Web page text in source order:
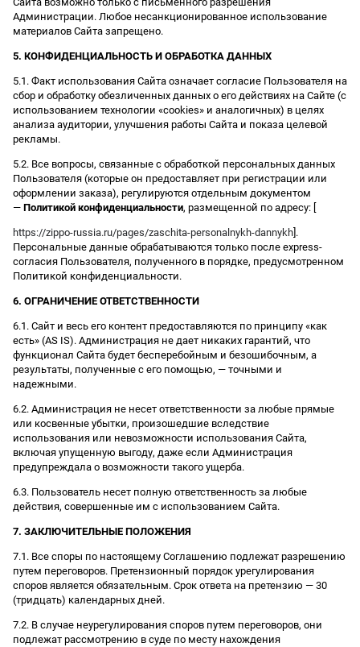
Администрации. Любое несанкционированное использование
материалов Сайта запрещено.
5. КОНФИДЕНЦИАЛЬНОСТЬ И ОБРАБОТКА ДАННЫХ
5.1. Факт использования Сайта означает согласие Пользователя на
сбор и обработку обезличенных данных о его действиях на Сайте (с
использованием технологии «cookies» и аналогичных) в целях
анализа аудитории, улучшения работы Сайта и показа целевой
рекламы.
5.2. Все вопросы, связанные с обработкой персональных данных
Пользователя (которые он предоставляет при регистрации или
оформлении заказа), регулируются отдельным документом
— Политикой конфиденциальности, размещенной по адресу: [
https://zippo-russia.ru/pages/zaschita-personalnykh-dannykh ].
Персональные данные обрабатываются только после express-
согласия Пользователя, полученного в порядке, предусмотренном
Политикой конфиденциальности.
6. ОГРАНИЧЕНИЕ ОТВЕТСТВЕННОСТИ
6.1. Сайт и весь его контент предоставляются по принципу «как
есть» (AS IS). Администрация не дает никаких гарантий, что
функционал Сайта будет бесперебойным и безошибочным, а
результаты, полученные с его помощью, — точными и
надежными.
6.2. Администрация не несет ответственности за любые прямые
или косвенные убытки, произошедшие вследствие
использования или невозможности использования Сайта,
включая упущенную выгоду, даже если Администрация
предупреждала о возможности такого ущерба.
6.3. Пользователь несет полную ответственность за любые
действия, совершенные им с использованием Сайта.
7. ЗАКЛЮЧИТЕЛЬНЫЕ ПОЛОЖЕНИЯ
7.1. Все споры по настоящему Соглашению подлежат разрешению
путем переговоров. Претензионный порядок урегулирования
споров является обязательным. Срок ответа на претензию — 30
(тридцать) календарных дней.
7.2. В случае неурегулирования споров путем переговоров, они
подлежат рассмотрению в суде по месту нахождения